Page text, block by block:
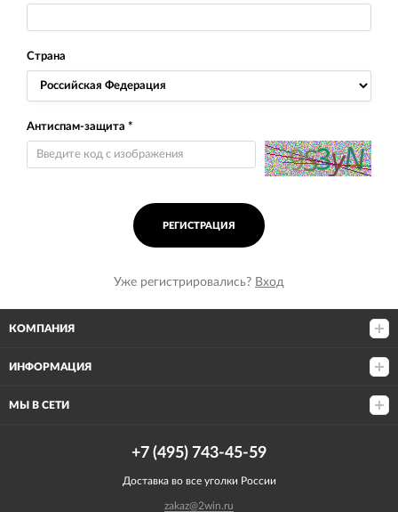
Страна
Антиспам-защита *
Уже регистрировались? Вход
КОМПАНИЯ
ИНФОРМАЦИЯ
МЫ В СЕТИ
+7 (495) 743-45-59
Доставка во все уголки России
zakaz@2win.ru